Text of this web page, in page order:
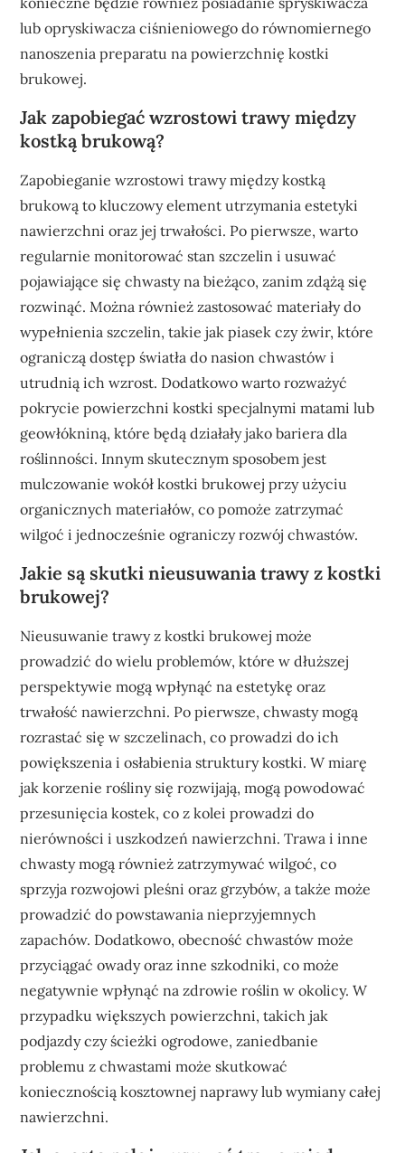
lub opryskiwacza ciśnieniowego do równomiernego
nanoszenia preparatu na powierzchnię kostki
brukowej.
Jak zapobiegać wzrostowi trawy między
kostką brukową?
Zapobieganie wzrostowi trawy między kostką
brukową to kluczowy element utrzymania estetyki
nawierzchni oraz jej trwałości. Po pierwsze, warto
regularnie monitorować stan szczelin i usuwać
pojawiające się chwasty na bieżąco, zanim zdążą się
rozwinąć. Można również zastosować materiały do
wypełnienia szczelin, takie jak piasek czy żwir, które
ograniczą dostęp światła do nasion chwastów i
utrudnią ich wzrost. Dodatkowo warto rozważyć
pokrycie powierzchni kostki specjalnymi matami lub
geowłókniną, które będą działały jako bariera dla
roślinności. Innym skutecznym sposobem jest
mulczowanie wokół kostki brukowej przy użyciu
organicznych materiałów, co pomoże zatrzymać
wilgoć i jednocześnie ograniczy rozwój chwastów.
Jakie są skutki nieusuwania trawy z kostki
brukowej?
Nieusuwanie trawy z kostki brukowej może
prowadzić do wielu problemów, które w dłuższej
perspektywie mogą wpłynąć na estetykę oraz
trwałość nawierzchni. Po pierwsze, chwasty mogą
rozrastać się w szczelinach, co prowadzi do ich
powiększenia i osłabienia struktury kostki. W miarę
jak korzenie rośliny się rozwijają, mogą powodować
przesunięcia kostek, co z kolei prowadzi do
nierówności i uszkodzeń nawierzchni. Trawa i inne
chwasty mogą również zatrzymywać wilgoć, co
sprzyja rozwojowi pleśni oraz grzybów, a także może
prowadzić do powstawania nieprzyjemnych
zapachów. Dodatkowo, obecność chwastów może
przyciągać owady oraz inne szkodniki, co może
negatywnie wpłynąć na zdrowie roślin w okolicy. W
przypadku większych powierzchni, takich jak
podjazdy czy ścieżki ogrodowe, zaniedbanie
problemu z chwastami może skutkować
koniecznością kosztownej naprawy lub wymiany całej
nawierzchni.